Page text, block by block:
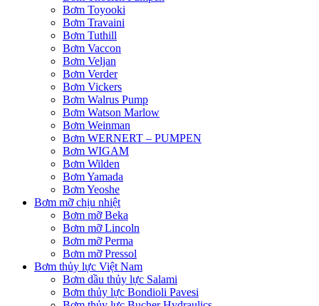
Bơm Toyooki
Bơm Travaini
Bơm Tuthill
Bơm Vaccon
Bơm Veljan
Bơm Verder
Bơm Vickers
Bơm Walrus Pump
Bơm Watson Marlow
Bơm Weinman
Bơm WERNERT – PUMPEN
Bơm WIGAM
Bơm Wilden
Bơm Yamada
Bơm Yeoshe
Bơm mỡ chịu nhiệt
Bơm mỡ Beka
Bơm mỡ Lincoln
Bơm mỡ Perma
Bơm mỡ Pressol
Bơm thủy lực Việt Nam
Bơm dầu thủy lực Salami
Bơm thủy lực Bondioli Pavesi